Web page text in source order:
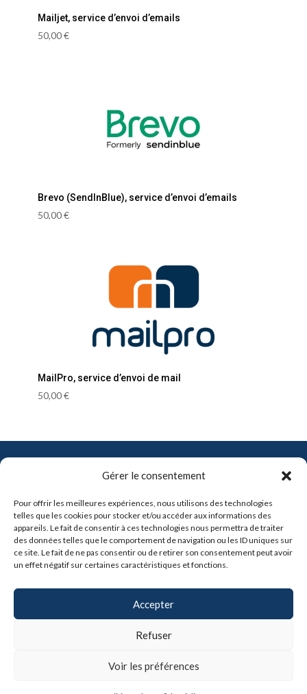
Gérer le consentement
Pour offrir les meilleures expériences, nous utilisons des technologies
telles que les cookies pour stocker et/ou accéder aux informations des
appareils. Le fait de consentir à ces technologies nous permettra de traiter
des données telles que le comportement de navigation ou les ID uniques sur
ce site. Le fait de ne pas consentir ou de retirer son consentement peut avoir
un effet négatif sur certaines caractéristiques et fonctions.
Accepter
Refuser
Voir les préférences
Mailjet, service d’envoi d’emails
50,00€
Brevo (SendInBlue), service d’envoi d’emails
50,00€
MailPro, service d’envoi de mail
50,00€
info@pro-soft.fr
+33 6 81 21 41 91
